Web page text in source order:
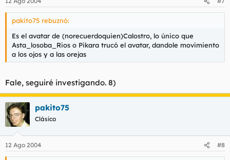
pakito75 rebuznó:
Es el avatar de (norecuerdoquien)Calostro, lo único que
Asta_losoba_Rios o Pikara trucó el avatar, dandole movimiento
a los ojos y a las orejas
Fale, seguiré investigando. 8)
pakito75
Clásico
12 Ago 2004 #8